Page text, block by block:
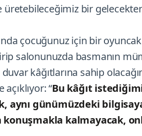
üretebileceğimiz bir
çocuğunuz için bir
salonunuzda basmanın
duvar kâğıtlarına sahip
“Bu kâğıt
aynı günümüzdeki
konuşmakla kalmayacak,